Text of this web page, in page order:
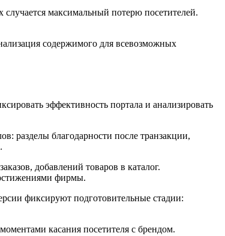
максимальный потерю посетителей.
содержимого для всевозможных
эффективность портала и анализировать
разделы благодарности после транзакции,
добавлений товаров в каталог.
фирмы.
фиксируют подготовительные стадии:
касания посетителя с брендом.